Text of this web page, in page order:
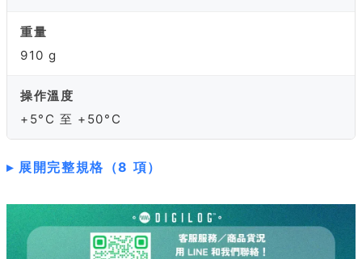
重量
910 g
操作溫度
+5°C 至 +50°C
展開完整規格（8 項）